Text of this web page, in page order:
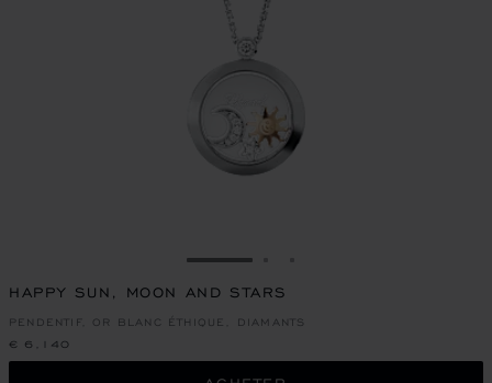
ALLER À LA DIAPOSITIVE 1
HAPPY SUN, MOON AND STARS
PENDENTIF, OR BLANC ÉTHIQUE, DIAMANTS
€ 6,140